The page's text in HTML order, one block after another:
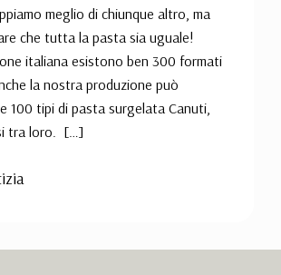
meglio di chiunque altro, ma
che tutta la pasta sia uguale!
italiana esistono ben 300 formati
la nostra produzione può
100 tipi di pasta surgelata Canuti,
tra loro. […]